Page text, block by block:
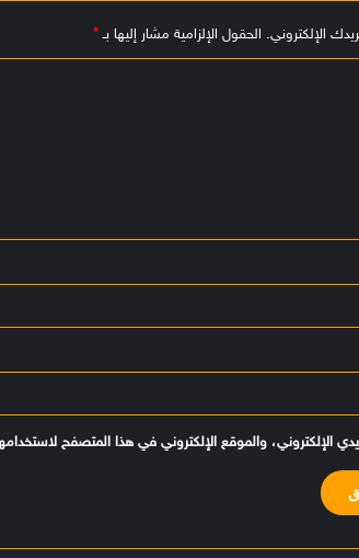
الإلكتروني. الحقول الإلزامية مشار إليها بـ*
الإلكتروني، والموقع الإلكتروني في هذا المتصفح